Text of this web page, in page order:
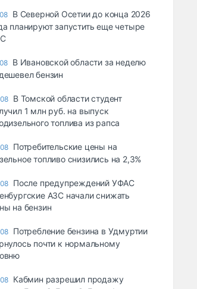
В Северной Осетии до конца 2026
планируют запустить еще четыре
В Ивановской области за неделю
бензин
В Томской области студент
1 млн руб. на выпуск
топлива из рапса
Потребительские цены на
топливо снизились на 2,3%
После предупреждений УФАС
АЗС начали снижать
на бензин
Потребление бензина в Удмуртии
почти к нормальному
Кабмин разрешил продажу